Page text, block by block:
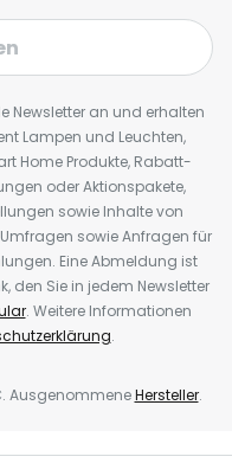
Newsletter an und erhalten
Lampen und Leuchten,
Home Produkte, Rabatt-
oder Aktionspakete,
sowie Inhalte von
sowie Anfragen für
Eine Abmeldung ist
den Sie in jedem Newsletter
. Weitere Informationen
.
AusgenommeneHersteller.